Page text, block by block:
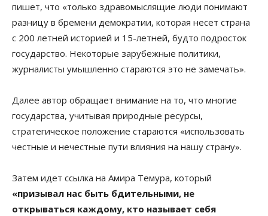
пишет, что «только здравомыслящие люди понимают
разницу в бремени демократии, которая несет страна
с 200 летней историей и 15-летней, будто подросток
государство. Некоторые зарубежные политики,
журналисты умышленно стараются это не замечать».
Далее автор обращает внимание на то, что многие
государства, учитывая природные ресурсы,
стратегическое положение стараются «использовать
честные и нечестные пути влияния на нашу страну».
Затем идет ссылка на Амира Темура, который
«призывал нас быть бдительными, не
открываться каждому, кто называет себя